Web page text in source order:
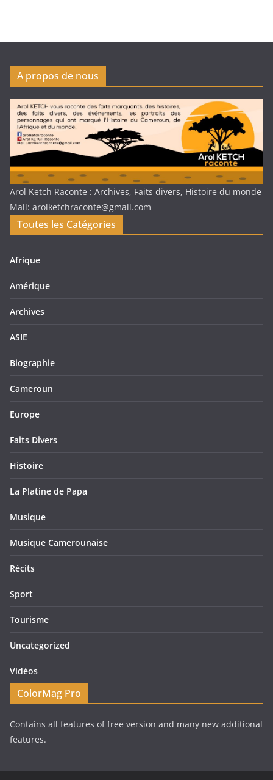
A propos de nous
Arol Ketch Raconte : Archives, Faits divers, Histoire du monde
Mail: arolketchraconte@gmail.com
Toutes les Catégories
Afrique
Amérique
Archives
ASIE
Biographie
Cameroun
Europe
Faits Divers
Histoire
La Platine de Papa
Musique
Musique Camerounaise
Récits
Sport
Tourisme
Uncategorized
Vidéos
ColorMag Pro
Contains all features of free version and many new additional
features.